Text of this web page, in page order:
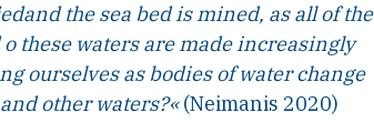
and the sea bed is mined, as all of the
these waters are made increasingly
ourselves as bodies of water change
other waters?«(Neimanis 2020)